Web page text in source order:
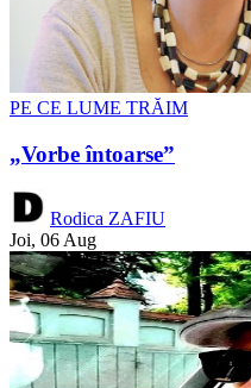
PE CE LUME TRĂIM
„Vorbe întoarse”
Rodica ZAFIU
Joi, 06 Aug